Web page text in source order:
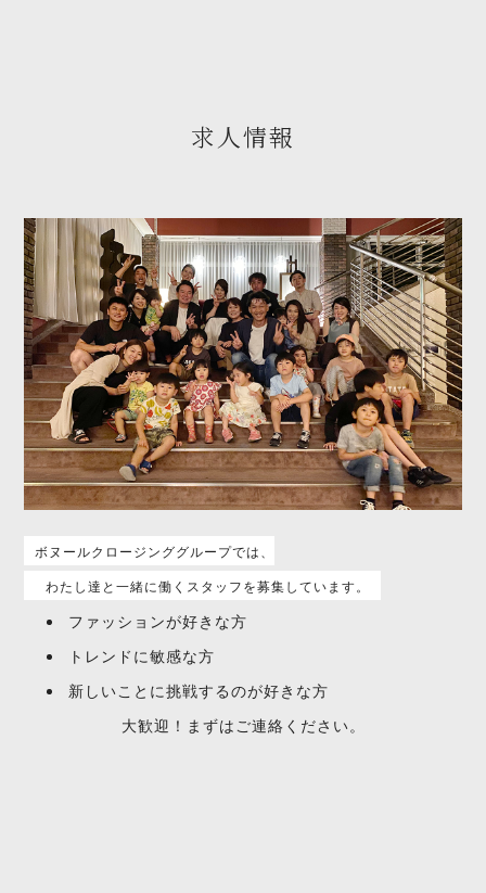
求人情報
ボヌールクロージンググループでは、
わたし達と一緒に働くスタッフを募集しています。
ファッションが好きな方
トレンドに敏感な方
新しいことに挑戦するのが好きな方
大歓迎！まずはご連絡ください。